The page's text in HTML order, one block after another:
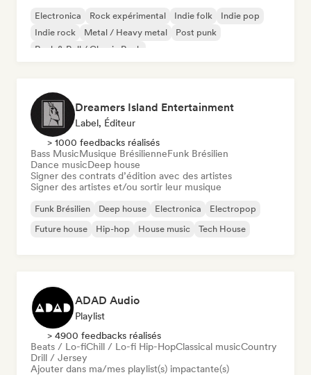
Electronica Rock expérimental Indie folk
Indie pop
Indie rock
Metal / Heavy metal
Post punk
Rock & Roll / Classic Rock
Dreamers Island Entertainment
Label, Éditeur
> 1000 feedbacks réalisés
Bass MusicMusique BrésilienneFunk Brésilien
Dance musicDeep house
Signer des contrats d’édition avec des artistes
Signer des artistes et/ou sortir leur musique
Funk Brésilien Deep house Electronica
Electropop
Future house
Hip-hop House music Tech House
ADAD Audio
Playlist
> 4900 feedbacks réalisés
Beats / Lo-fiChill / Lo-fi Hip-HopClassical musicCountry
Drill / Jersey
Ajouter dans ma/mes playlist(s) impactante(s)